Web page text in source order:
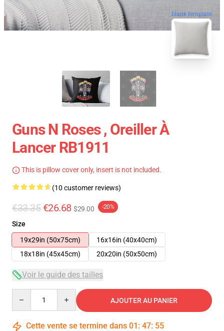
blank template
Guns N Roses , Oreiller À
Lancer RB1911
This is pillow cover only, insert is not included.
(10 customer reviews)
€33.35 €26.68 $29.00 -20%
Size
19x29in (50x75cm)
16x16in (40x40cm)
18x18in (45x45cm)
20x20in (50x50cm)
Voir le guide des tailles
AJOUTER AU PANIER
Cette vente se termine dans 01 : 47: 54